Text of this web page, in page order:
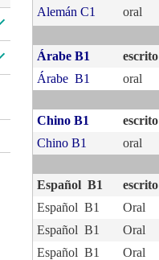
Alemán C1
oral
Árabe B1 escrito
Árabe B1
oral
Chino B1 escrito
Chino B1
oral
Español B1 escrito
Español B1
Oral
Español B1
Oral
Español B1
Oral